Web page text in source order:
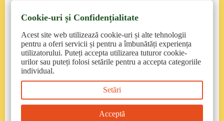
Contact
pentruanimale.ro: suport@pentruanimale.ro/
0374.77.00.00
petmax.ro
: clienti@petmart.ro /0372 905 900
emag.ro: https://www.emag.ro/help/contact/
Cookie-uri și Confidențialitate
Acest site web utilizează cookie-uri și alte tehnologii
pentru a oferi servicii și pentru a îmbunătăți experiența
utilizatorului. Puteți accepta utilizarea tuturor cookie-
urilor sau puteți folosi setările pentru a accepta categoriile
individual.
Setări
Acceptă